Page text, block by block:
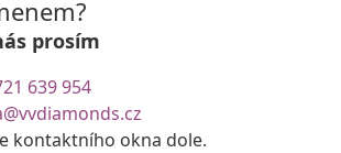
prosím
639 954
kontaktního okna dole.